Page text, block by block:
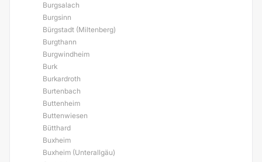
Burgsalach
Burgsinn
Bürgstadt (Miltenberg)
Burgthann
Burgwindheim
Burk
Burkardroth
Burtenbach
Buttenheim
Buttenwiesen
Bütthard
Buxheim
Buxheim (Unterallgäu)